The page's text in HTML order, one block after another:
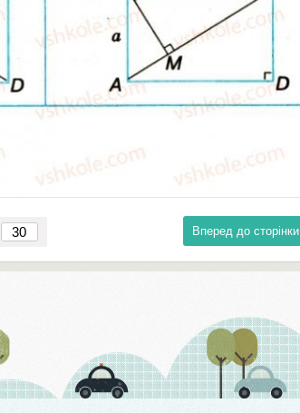
Вперед до сторінки